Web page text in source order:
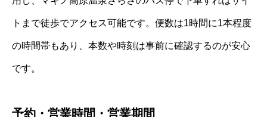
トまで徒歩でアクセス可能です。便数は1時間に1本程度
の時間帯もあり、本数や時刻は事前に確認するのが安心
です。
予約・営業時間・営業期間